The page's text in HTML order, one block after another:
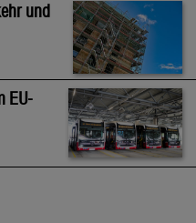
und
EU-